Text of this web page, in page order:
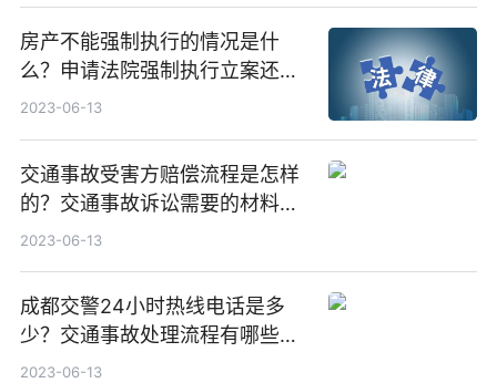
房产不能强制执行的情况是什
么？申请法院强制执行立案还需
要交费用吗？ 今热点
2023-06-13
交通事故受害方赔偿流程是怎样
的？交通事故诉讼需要的材料有
哪些？-天天新动态
2023-06-13
成都交警24小时热线电话是多
少？交通事故处理流程有哪些？
成都市公安局交通管理局车辆管
2023-06-13